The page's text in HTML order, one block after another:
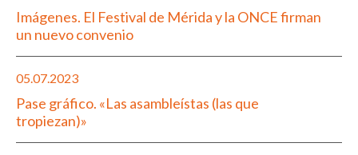
Imágenes. El Festival de Mérida y la ONCE firman
un nuevo convenio
05.07.2023
Pase gráfico. «Las asambleístas (las que
tropiezan)»